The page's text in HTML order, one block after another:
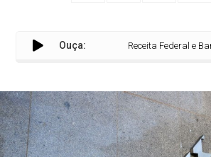
Ouça: Receita Federal e